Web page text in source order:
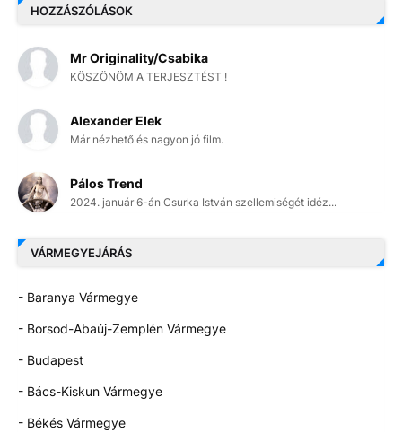
HOZZÁSZÓLÁSOK
Mr Originality/Csabika
KÖSZÖNÖM A TERJESZTÉST !
Alexander Elek
Már nézhető és nagyon jó film.
Pálos Trend
2024. január 6-án Csurka István szellemiségét idéz...
VÁRMEGYEJÁRÁS
- Baranya Vármegye
- Borsod-Abaúj-Zemplén Vármegye
- Budapest
- Bács-Kiskun Vármegye
- Békés Vármegye